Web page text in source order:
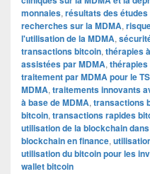
monnaies, résultats des études
recherches sur la MDMA,
l'utilisation de la MDMA,
transactions bitcoin, thérapies
assistées par MDMA, thérapies
traitement par MDMA pour le
MDMA, traitements innovants
à base de MDMA, transactions
bitcoin, transactions rapides
utilisation de la blockchain
blockchain en finance,
utilisation du bitcoin pour les
wallet bitcoin